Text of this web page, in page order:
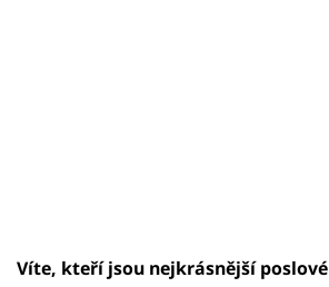
Víte, kteří jsou nejkrásnější